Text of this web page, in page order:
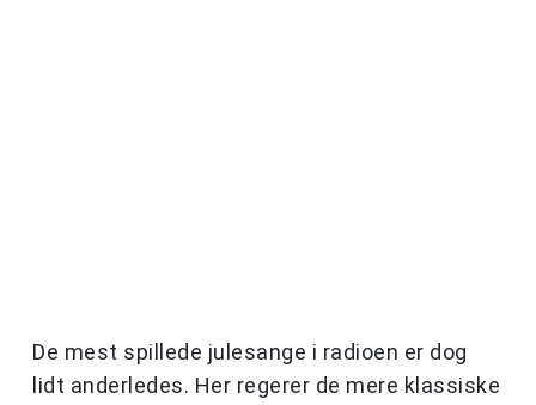
De mest spillede julesange i radioen er dog
lidt anderledes. Her regerer de mere klassiske